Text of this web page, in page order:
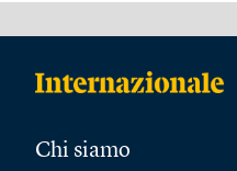
Chi siamo